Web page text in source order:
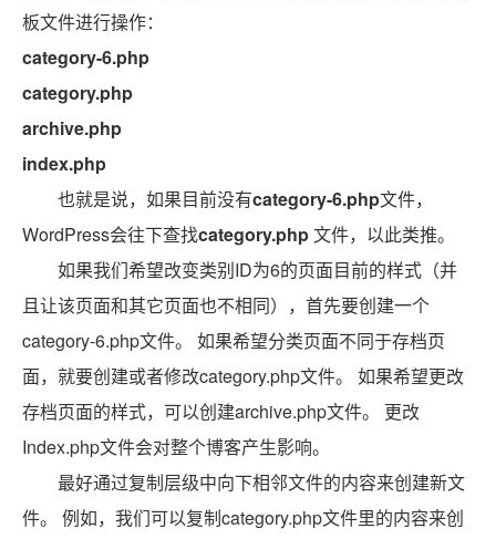
板文件进行操作：
category-6.php
category.php
archive.php
index.php
也就是说，如果目前没有category-6.php文件，
WordPress会往下查找category.php文件，以此类推。
如果我们希望改变类别ID为6的页面目前的样式（并
且让该页面和其它页面也不相同），首先要创建一个
category-6.php文件。 如果希望分类页面不同于存档页
面，就要创建或者修改category.php文件。 如果希望更改
存档页面的样式，可以创建archive.php文件。 更改
Index.php文件会对整个博客产生影响。
最好通过复制层级中向下相邻文件的内容来创建新文
件。 例如，我们可以复制category.php文件里的内容来创